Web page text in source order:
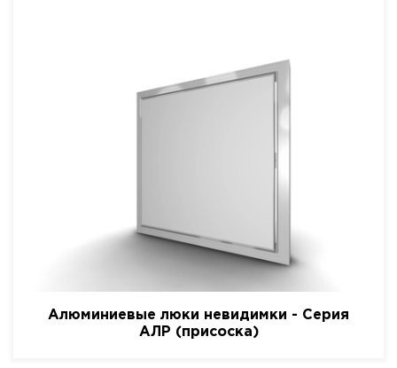
Алюминиевые люки невидимки - Серия
АЛР (присоска)